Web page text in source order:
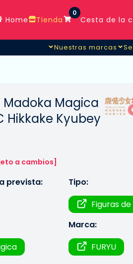
Home Tienda
0
Cesta de la
Nuestras marcas
Madoka Magica
Hikkake Kyubey
a cambios]
prevista:
Tipo:
Figuras
Marca:
FURYU